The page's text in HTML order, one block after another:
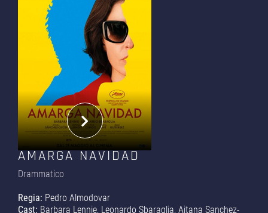
AMARGA NAVIDAD
Drammatico
Regia: Pedro Almodovar
Cast: Barbara Lennie, Leonardo Sbaraglia, Aitana Sanchez-